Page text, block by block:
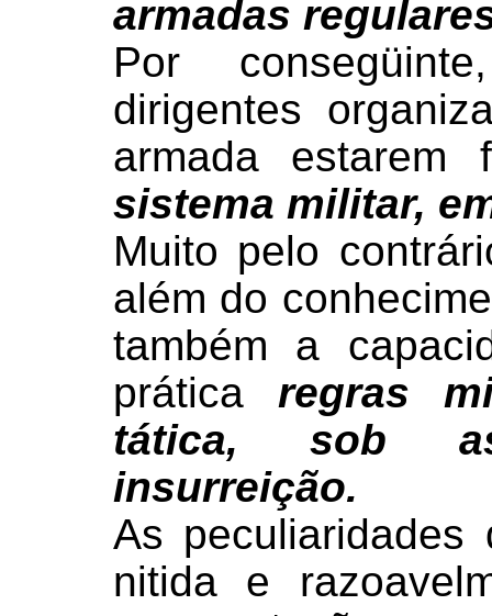
armadas
Por
dirigentes
armada estarem
sistema militar,
Muito pelo
além do
também a
prática regras
tática, sob
insurreição.
As peculiaridades
nitida e